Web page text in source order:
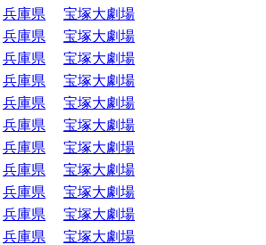
兵庫県
宝塚大劇場
兵庫県
宝塚大劇場
兵庫県
宝塚大劇場
兵庫県
宝塚大劇場
兵庫県
宝塚大劇場
兵庫県
宝塚大劇場
兵庫県
宝塚大劇場
兵庫県
宝塚大劇場
兵庫県
宝塚大劇場
兵庫県
宝塚大劇場
兵庫県
宝塚大劇場